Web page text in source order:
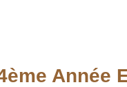
Année